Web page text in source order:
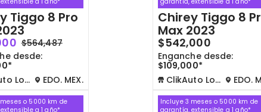
Tiggo 8 Pro
$564,487
desde:
Verdes
EDO. MEX.
Chirey Tiggo 8
Max 2023
$542,000
Enganche desde:
$109,000*
ClikAuto Lomas Verdes
EDO.
o 5000 km de
a 1 año*
Incluye 3 meses o 5000 km de
garantía, extensible a 1 año*